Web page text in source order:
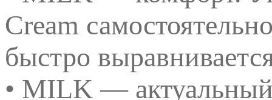
Cream
быстро
• MILK —